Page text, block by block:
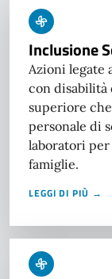
Inclusione
Azioni legate
con disabilità
superiore
personale di
laboratori
famiglie.
LEGGI DI PIÙ →